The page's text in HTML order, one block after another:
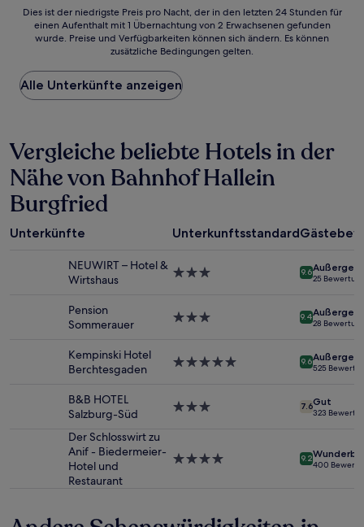
Dies
der
Preis
pro
Nacht,
den
letzten
24 Stunden
für
einen
Aufenthalt
mit
2 Erwachsenen
Verfügbarkeiten
zusätzliche
Bedingungen
Dies ist der niedrigste Preis pro Nacht, der in den letzten 24 Stunden für
einen Aufenthalt mit 1 Übernachtung von 2 Erwachsenen gefunden
wurde. Preise und Verfügbarkeiten können sich ändern. Es können
zusätzliche Bedingungen gelten.
Alle Unterkünfte anzeigen
Vergleiche beliebte Hotels in der
Nähe von Bahnhof Hallein
Burgfried
Unterkünfte Unterkunftsstandard
NEUWIRT – Hotel &
Wirtshaus
3.0-
9.6
25
Pension
Sommerauer
3.0-
9.4
28
Kempinski Hotel
Berchtesgaden
5.0-
9.6
525
B&B HOTEL
Salzburg-Süd
3.0-
7.6Gut
323
Der Schlosswirt zu
Anif - Biedermeier-
Hotel und
Restaurant
4.0-
9.2
400